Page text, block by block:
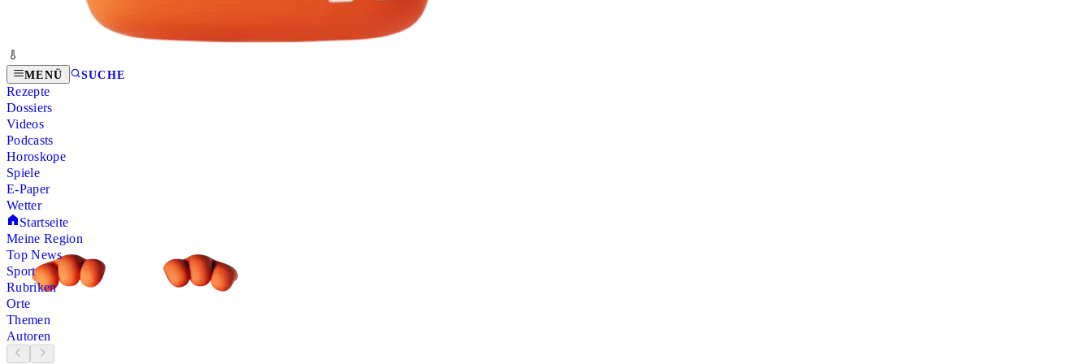
MENÜ SUCHE
Rezepte
Dossiers
Videos
Podcasts
Horoskope
Spiele
E-Paper
Wetter
Startseite
Meine Region
Top News
Sport
Rubriken
Orte
Themen
Autoren